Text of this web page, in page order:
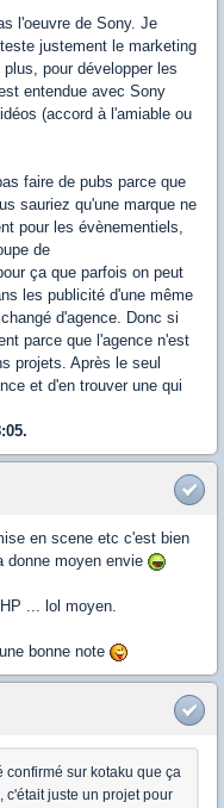
l'oeuvre de Sony. Je
justement le marketing
pour développer les
entendue avec Sony
(accord à l'amiable ou
faire de pubs parce que
sauriez qu'une marque ne
pour les évènementiels,
de
ça que parfois on peut
les publicité d'une même
d'agence. Donc si
parce que l'agence n'est
projets. Après le seul
et d'en trouver une qui
en scene etc c'est bien
donne moyen envie
... lol moyen.
bonne note
confirmé sur kotaku que ça
c'était juste un projet pour